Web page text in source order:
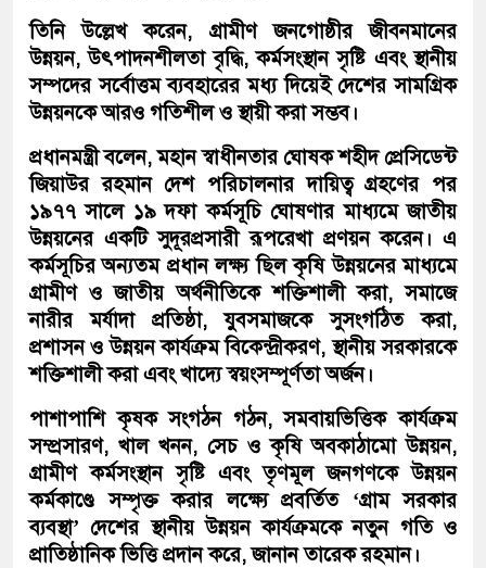
তিনি উল্লেখ করেন, গ্রামীণ জনগোষ্ঠীর জীবনমানের
উন্নয়ন, উৎপাদনশীলতা বৃদ্ধি, কর্মসংস্থান সৃষ্টি এবং স্থানীয়
সম্পদের সর্বোত্তম ব্যবহারের মধ্য দিয়েই দেশের সামগ্রিক
উন্নয়নকে আরও গতিশীল ও স্থায়ী করা সম্ভব।
প্রধানমন্ত্রী বলেন, মহান স্বাধীনতার ঘোষক শহীদ প্রেসিডেন্ট
জিয়াউর রহমান দেশ পরিচালনার দায়িত্ব গ্রহণের পর
১৯৭৭ সালে ১৯ দফা কর্মসূচি ঘোষণার মাধ্যমে জাতীয়
উন্নয়নের একটি সুদূরপ্রসারী রূপরেখা প্রণয়ন করেন। এ
কর্মসূচির অন্যতম প্রধান লক্ষ্য ছিল কৃষি উন্নয়নের মাধ্যমে
গ্রামীণ ও জাতীয় অর্থনীতিকে শক্তিশালী করা, সমাজে
নারীর মর্যাদা প্রতিষ্ঠা, যুবসমাজকে সুসংগঠিত করা,
প্রশাসন ও উন্নয়ন কার্যক্রম বিকেন্দ্রীকরণ, স্থানীয় সরকারকে
শক্তিশালী করা এবং খাদ্যে স্বয়ংসম্পূর্ণতা অর্জন।
পাশাপাশি কৃষক সংগঠন গঠন, সমবায়ভিত্তিক কার্যক্রম
সম্প্রসারণ, খাল খনন, সেচ ও কৃষি অবকাঠামো উন্নয়ন,
গ্রামীণ কর্মসংস্থান সৃষ্টি এবং তৃণমূল জনগণকে উন্নয়ন
কর্মকাণ্ডে সম্পৃক্ত করার লক্ষ্যে প্রবর্তিত ‘গ্রাম সরকার
ব্যবস্থা’ দেশের স্থানীয় উন্নয়ন কার্যক্রমকে নতুন গতি ও
প্রাতিষ্ঠানিক ভিত্তি প্রদান করে, জানান তারেক রহমান।